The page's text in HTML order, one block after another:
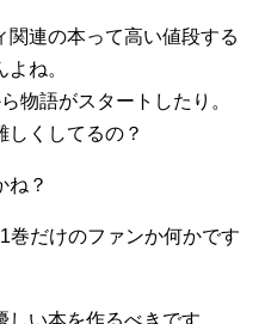
関連の本って高い値段する
ね。
物語がスタートしたり。
しくしてるの？
ね？
巻だけのファンか何かです
い本を作るべきです。